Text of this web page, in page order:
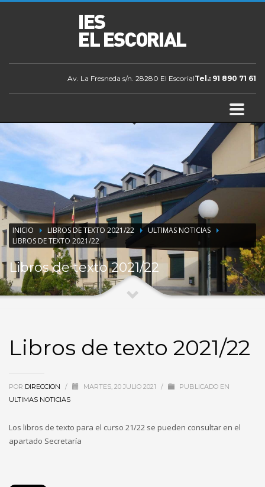
Av. La Fresneda s/n. 28280 El EscorialTel.: 91 890 71 61
INICIO LIBROS DE TEXTO 2021/22
ULTIMAS NOTICIAS
LIBROS DE TEXTO 2021/22
Libros de texto 2021/22
Libros de texto 2021/22
POR DIRECCION / MARTES, 20 JULIO 2021 /
PUBLICADO EN
ULTIMAS NOTICIAS
Los libros de texto para el curso 21/22 se pueden consultar en el
apartado Secretaría